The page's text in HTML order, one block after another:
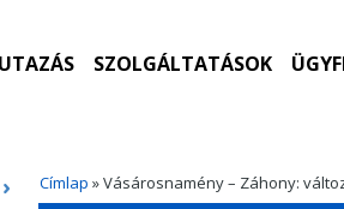
SZOLGÁLTATÁSOK
Címlap » Vásárosnamény – Záhony: